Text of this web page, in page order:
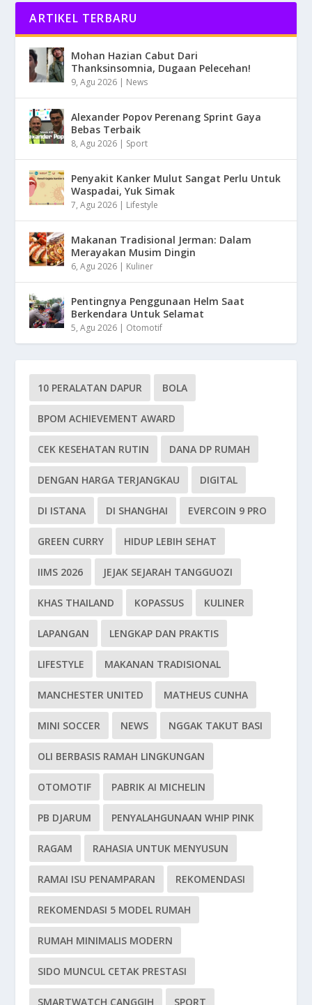
ARTIKEL TERBARU
Mohan Hazian Cabut Dari
Thanksinsomnia, Dugaan Pelecehan!
9, Agu 2026 | News
Alexander Popov Perenang Sprint Gaya
Bebas Terbaik
8, Agu 2026 | Sport
Penyakit Kanker Mulut Sangat Perlu Untuk
Waspadai, Yuk Simak
7, Agu 2026 | Lifestyle
Makanan Tradisional Jerman: Dalam
Merayakan Musim Dingin
6, Agu 2026 | Kuliner
Pentingnya Penggunaan Helm Saat
Berkendara Untuk Selamat
5, Agu 2026 | Otomotif
10 PERALATAN DAPUR BOLA
BPOM ACHIEVEMENT AWARD
CEK KESEHATAN RUTIN DANA DP RUMAH
DENGAN HARGA TERJANGKAU DIGITAL
DI ISTANA DI SHANGHAI EVERCOIN 9 PRO
GREEN CURRY HIDUP LEBIH SEHAT
IIMS 2026 JEJAK SEJARAH TANGGUOZI
KHAS THAILAND KOPASSUS KULINER
LAPANGAN LENGKAP DAN PRAKTIS
LIFESTYLE MAKANAN TRADISIONAL
MANCHESTER UNITED MATHEUS CUNHA
MINI SOCCER NEWS NGGAK TAKUT BASI
OLI BERBASIS RAMAH LINGKUNGAN
OTOMOTIF PABRIK AI MICHELIN
PB DJARUM PENYALAHGUNAAN WHIP PINK
RAGAM RAHASIA UNTUK MENYUSUN
RAMAI ISU PENAMPARAN REKOMENDASI
REKOMENDASI 5 MODEL RUMAH
RUMAH MINIMALIS MODERN
SIDO MUNCUL CETAK PRESTASI
SMARTWATCH CANGGIH SPORT